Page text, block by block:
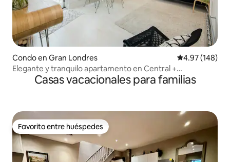
Condo en Gran Londres Calificación
4.97 (148)
Elegante y tranquilo apartamento en Central +
Conservatory Paddington
Casas vacacionales para familias
Favorito entre huéspedes
Favorito entre huéspedes